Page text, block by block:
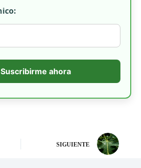
Suscribirme ahora
SIGUIENTE